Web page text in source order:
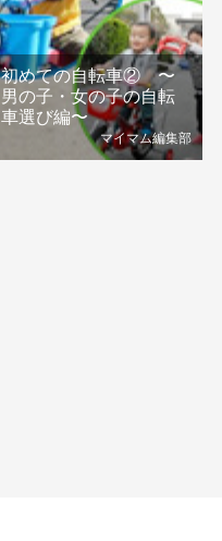
初めての自転車② 〜
男の子・女の子の自転
車選び編〜
マイマム編集部